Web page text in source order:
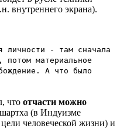
внутреннего экрана).
личности - там сначала
потом материальное
А что было
что отчасти можно
(в Индуизме
человеческой жизни) и